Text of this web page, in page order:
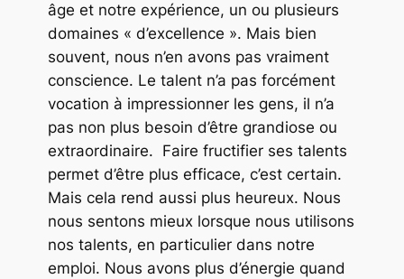
âge et notre expérience, un ou plusieurs
domaines « d’excellence ». Mais bien
souvent, nous n’en avons pas vraiment
conscience. Le talent n’a pas forcément
vocation à impressionner les gens, il n’a
pas non plus besoin d’être grandiose ou
extraordinaire. Faire fructifier ses talents
permet d’être plus efficace, c’est certain.
Mais cela rend aussi plus heureux. Nous
nous sentons mieux lorsque nous utilisons
nos talents, en particulier dans notre
emploi. Nous avons plus d’énergie quand